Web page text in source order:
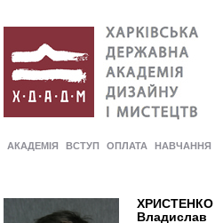
АКАДЕМІЯ ВСТУП ОПЛАТА НАВЧАННЯ
ХРИСТЕНКО
Владислав